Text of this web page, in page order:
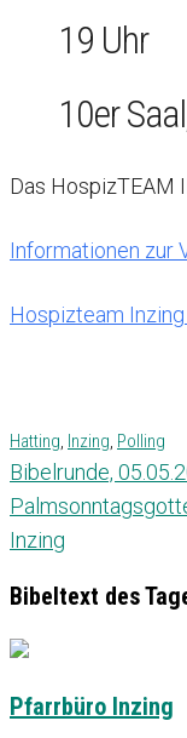
19 Uhr
10er
Das HospizTEAM
Informationen zur
Hospizteam
Hatting, Inzing, Polling
Bibelrunde,
Inzing
Bibeltext des
Pfarrbüro Inzing